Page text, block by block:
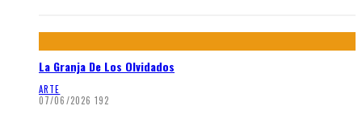
La Granja De Los Olvidados
ARTE
07/06/2026 192